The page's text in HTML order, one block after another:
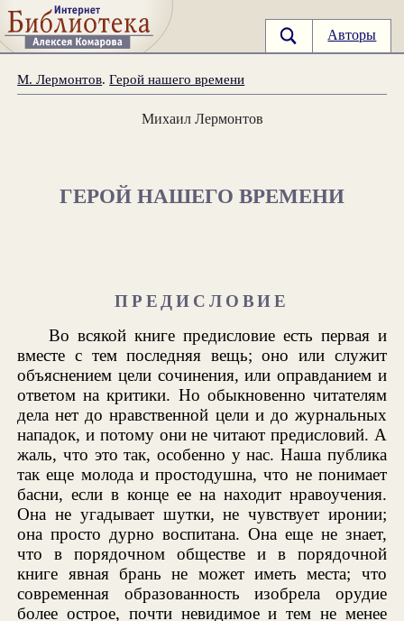
Авторы
М. Лермонтов.Герой нашего времени
Михаил Лермонтов
ГЕРОЙ НАШЕГО ВРЕМЕНИ
ПРЕДИСЛОВИЕ
Во всякой книге предисловие есть первая и
вместе с тем последняя вещь; оно или служит
объяснением цели сочинения, или оправданием и
ответом на критики. Но обыкновенно читателям
дела нет до нравственной цели и до журнальных
нападок, и потому они не читают предисловий. А
жаль, что это так, особенно у нас. Наша публика
так еще молода и простодушна, что не понимает
басни, если в конце ее на находит нравоучения.
Она не угадывает шутки, не чувствует иронии;
она просто дурно воспитана. Она еще не знает,
что в порядочном обществе и в порядочной
книге явная брань не может иметь места; что
современная образованность изобрела орудие
более острое, почти невидимое и тем не менее